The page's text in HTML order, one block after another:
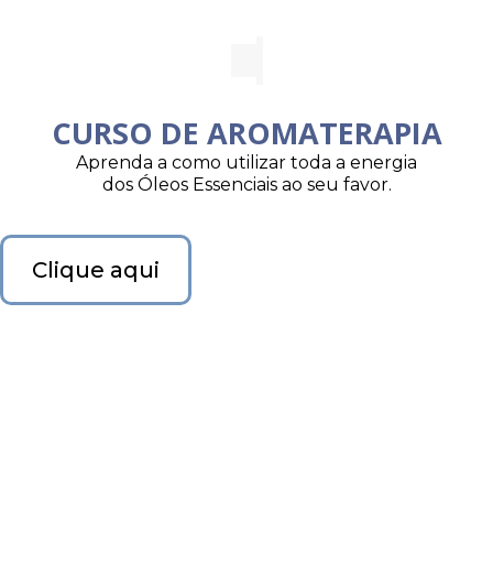
CURSO DE AROMATERAPIA
Aprenda a como utilizar toda a energia
dos Óleos Essenciais ao seu favor.
Clique aqui